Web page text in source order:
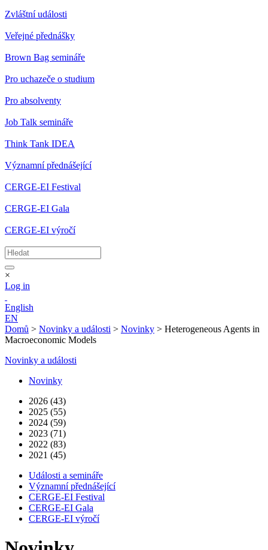
Zvláštní události
Veřejné přednášky
Brown Bag semináře
Pro uchazeče o studium
Pro absolventy
Job Talk semináře
Think Tank IDEA
Významní přednášející
CERGE-EI Festival
CERGE-EI Gala
CERGE-EI výročí
×
Log in
English
EN
Domů > Novinky a události > Novinky > Heterogeneous Agents in
Macroeconomic Models
Novinky a události
Novinky
2026 (43)
2025 (55)
2024 (59)
2023 (71)
2022 (83)
2021 (45)
Události a semináře
Významní přednášející
CERGE-EI Festival
CERGE-EI Gala
CERGE-EI výročí